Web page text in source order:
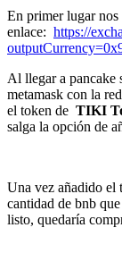
En primer lugar nos
enlace: https://
Al llegar a pancake
metamask con la
el token de TIKI
salga la opción de
Una vez añadido el
cantidad de bnb
listo, quedaría